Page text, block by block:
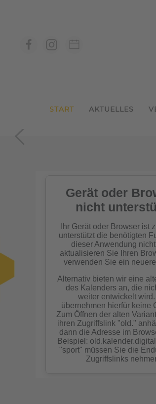
START AKTUELLES
In der